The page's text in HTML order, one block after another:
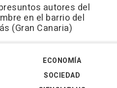
autores del
en el barrio del
(Gran Canaria)
ECONOMÍA
SOCIEDAD